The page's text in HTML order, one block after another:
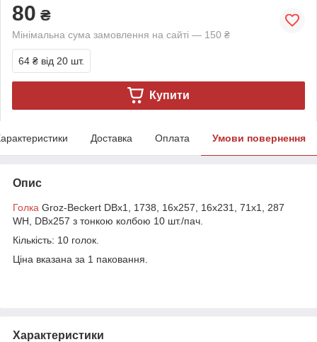
80 ₴
Мінімальна сума замовлення на сайті — 150 ₴
64 ₴ від 20 шт.
Купити
Доставка Оплата Умови повернення
Опис
Голка Groz-Beckert DBx1, 1738, 16x257, 16x231, 71x1, 287
WH, DBx257 з тонкою колбою 10 шт./пач.
Кількість: 10 голок.
Ціна вказана за 1 паковання.
Характеристики